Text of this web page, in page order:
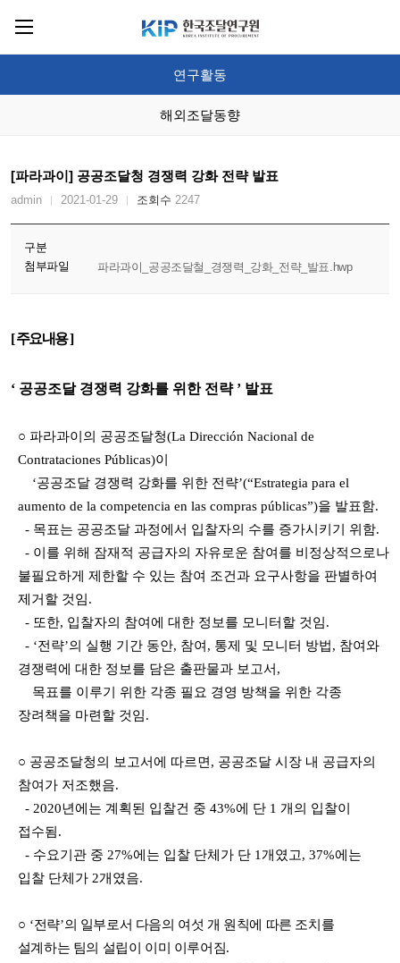
KIP
한국조달연구원
연구활동
해외조달동향
[파라과이] 공공조달청 경쟁력 강화 전략 발표
admin 2021-01-29 조회수 2247
구분
첨부파일
파라과이_공공조달철_경쟁력_강화_전략_발표.hwp
[주요내용]
‘ 공공조달 경쟁력 강화를 위한 전략 ’ 발표
○ 파라과이의 공공조달청(La Dirección Nacional de
Contrataciones Públicas)이
‘공공조달 경쟁력 강화를 위한 전략’(“Estrategia para el
aumento de la competencia en las compras públicas”)을 발표함.
- 목표는 공공조달 과정에서 입찰자의 수를 증가시키기 위함.
- 이를 위해 잠재적 공급자의 자유로운 참여를 비정상적으로나
불필요하게 제한할 수 있는 참여 조건과 요구사항을 판별하여
제거할 것임.
- 또한, 입찰자의 참여에 대한 정보를 모니터할 것임.
- ‘전략’의 실행 기간 동안, 참여 , 통제 및 모니터 방법, 참여와
경쟁력에 대한 정보를 담은 출판물과 보고서 ,
목표를 이루기 위한 각종 필요 경영 방책을 위한 각종
장려책을 마련할 것임.
○ 공공조달청의 보고서에 따르면 , 공공조달 시장 내 공급자의
참여가 저조했음.
- 2020년에는 계획된 입찰건 중 43%에 단 1 개의 입찰이
접수됨.
- 수요기관 중 27%에는 입찰 단체가 단 1 개였고, 37%에는
입찰 단체가 2개였음.
○ ‘전략’의 일부로서 다음의 여섯 개 원칙에 따른 조치를
설계하는 팀의 설립이 이미 이루어짐.